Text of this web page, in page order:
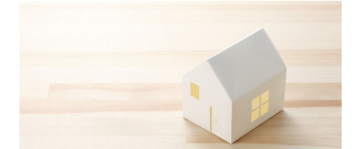
はてなブックマー
Eメールで送信
URLをコピー